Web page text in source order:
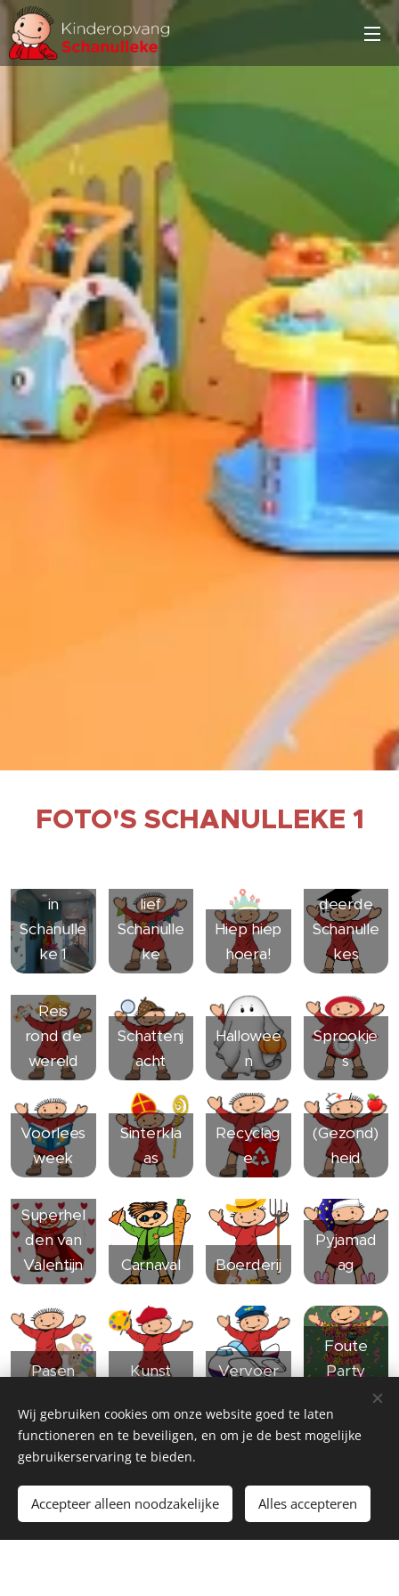
FOTO'S SCHANULLEKE 1
in
Schanulle
ke 1
lief
Schanulle
ke
Hiep hiep
hoera!
deerde
Schanulle
kes
Reis
rond de
wereld
Schattenj
acht
Hallowee
n
Sprookje
s
Voorlees
week
Sinterkla
as
Recyclag
e
(Gezond)
heid
Superhel
den van
Valentijn
Carnaval Boerderij
Pyjamad
ag
Pasen Kunst Vervoer
Foute
Party
In
opmaak
In
opmaak
In
In
In
In
In
In
Wij gebruiken cookies om onze website goed te laten
functioneren en te beveiligen, en om je de best mogelijke
gebruikerservaring te bieden.
Accepteer alleen noodzakelijke Alles accepteren